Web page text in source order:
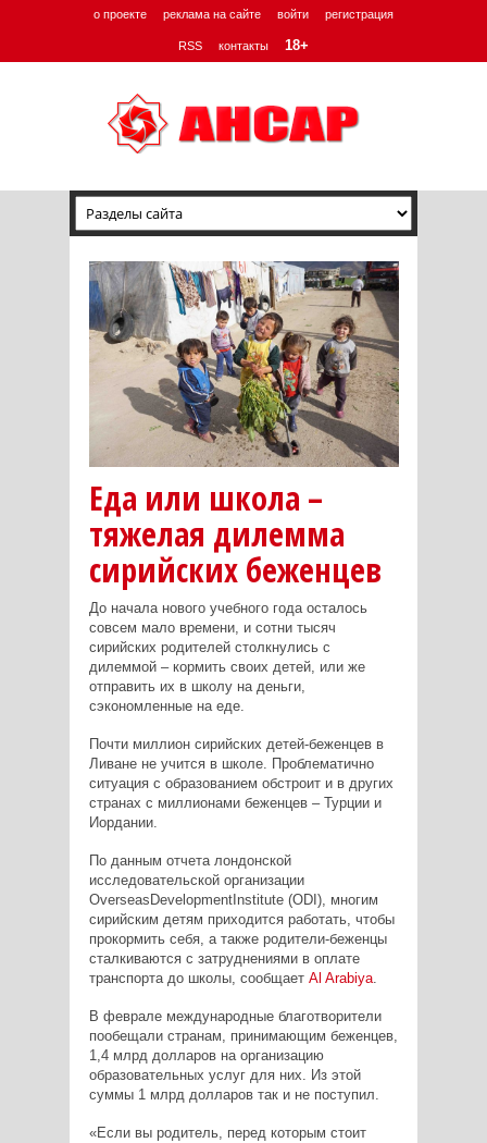
о проекте реклама на сайте войти регистрация
RSS контакты 18+
Еда или школа –
тяжелая дилемма
сирийских беженцев
До начала нового учебного года осталось
совсем мало времени, и сотни тысяч
сирийских родителей столкнулись с
дилеммой – кормить своих детей, или же
отправить их в школу на деньги,
сэкономленные на еде.
Почти миллион сирийских детей-беженцев в
Ливане не учится в школе. Проблематично
ситуация с образованием обстроит и в других
странах с миллионами беженцев – Турции и
Иордании.
По данным отчета лондонской
исследовательской организации
Overseas DevelopmentInstitute(ODI ), многим
сирийским детям приходится работать, чтобы
прокормить себя, а также родители-беженцы
сталкиваются с затруднениями в оплате
транспорта до школы, сообщает Al Arabiya.
В феврале международные благотворители
пообещали странам, принимающим беженцев,
1,4 млрд долларов на организацию
образовательных услуг для них. Из этой
суммы 1 млрд долларов так и не поступил.
«Если вы родитель, перед которым стоит